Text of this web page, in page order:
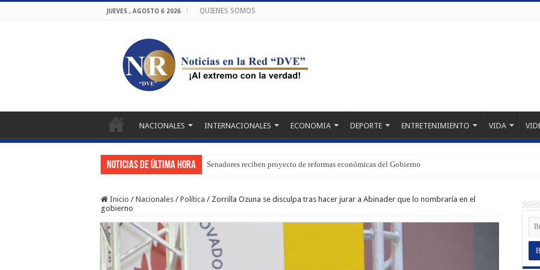
JUEVES , AGOSTO 6 2026 QUIENES SOMOS
NACIONALES INTERNACIONALES ECONOMIA DEPORTE ENTRETENIMIENTO VIDA
Noticias de última hora Senadores reciben proyecto de reformas económicas del Gobierno
Inicio / Nacionales / Política / Zorrilla Ozuna se disculpa tras hacer jurar a Abinader que lo nombraría en el
gobierno